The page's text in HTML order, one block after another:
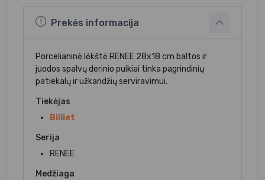
Prekės informacija
Porcelianinė lėkštė RENEE 28x18 cm baltos ir
juodos spalvų derinio puikiai tinka pagrindinių
patiekalų ir užkandžių serviravimui.
Tiekėjas
Billiet
Serija
RENEE
Medžiaga